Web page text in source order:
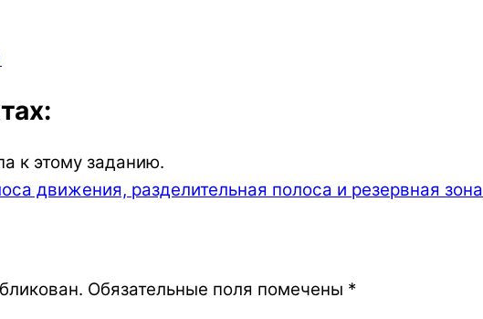
к этому заданию.
движения, разделительная полоса и резервная зона
Обязательные поля помечены *